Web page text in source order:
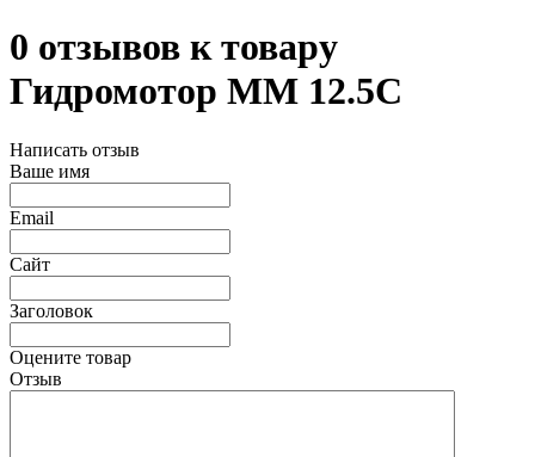
0 отзывов к товару
Гидромотор MM 12.5C
Написать отзыв
Ваше имя
Email
Сайт
Заголовок
Оцените товар
Отзыв